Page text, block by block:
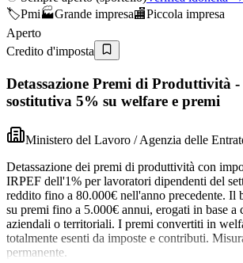
🏷️Pmi🏭Grande impresa🏬Piccola impresa
Aperto
Credito d'imposta
Detassazione Premi di Produttività
sostitutiva 5% su welfare e premi
Ministero del Lavoro / Agenzia delle
Detassazione dei premi di produttività con
IRPEF dell'1% per lavoratori dipendenti del
reddito fino a 80.000€ nell'anno precedente. Il
su premi fino a 5.000€ annui, erogati in base a
aziendali o territoriali. I premi convertiti in
totalmente esenti da imposte e contributi.
permanente.